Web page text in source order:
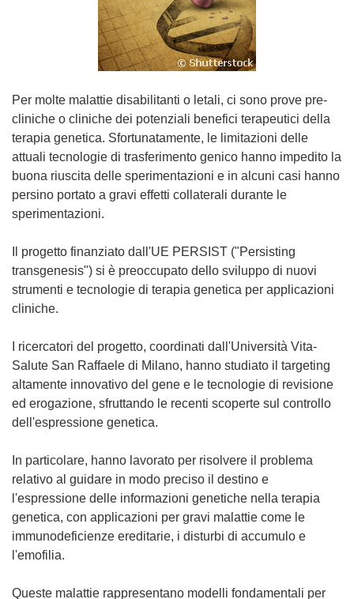
Per molte malattie disabilitanti o letali, ci sono prove pre-
cliniche o cliniche dei potenziali benefici terapeutici della
terapia genetica. Sfortunatamente, le limitazioni delle
attuali tecnologie di trasferimento genico hanno impedito la
buona riuscita delle sperimentazioni e in alcuni casi hanno
persino portato a gravi effetti collaterali durante le
sperimentazioni.
Il progetto finanziato dall'UE PERSIST ("Persisting
transgenesis") si è preoccupato dello sviluppo di nuovi
strumenti e tecnologie di terapia genetica per applicazioni
cliniche.
I ricercatori del progetto, coordinati dall'Università Vita-
Salute San Raffaele di Milano, hanno studiato il targeting
altamente innovativo del gene e le tecnologie di revisione
ed erogazione, sfruttando le recenti scoperte sul controllo
dell'espressione genetica.
In particolare, hanno lavorato per risolvere il problema
relativo al guidare in modo preciso il destino e
l'espressione delle informazioni genetiche nella terapia
genetica, con applicazioni per gravi malattie come le
immunodeficienze ereditarie, i disturbi di accumulo e
l'emofilia.
Queste malattie rappresentano modelli fondamentali per